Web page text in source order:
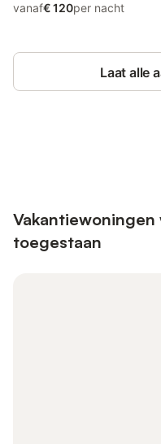
vanaf€ 120per nacht
Laat alle
Vakantiewoningen
toegestaan